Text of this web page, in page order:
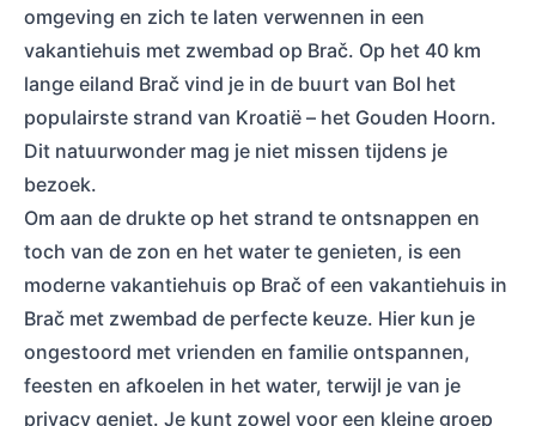
omgeving en zich te laten verwennen in een
vakantiehuis met zwembad op Brač. Op het 40 km
lange eiland Brač vind je in de buurt van Bol het
populairste strand van Kroatië – het Gouden Hoorn.
Dit natuurwonder mag je niet missen tijdens je
bezoek.
Om aan de drukte op het strand te ontsnappen en
toch van de zon en het water te genieten, is een
moderne vakantiehuis op Brač of een vakantiehuis in
Brač met zwembad de perfecte keuze. Hier kun je
ongestoord met vrienden en familie ontspannen,
feesten en afkoelen in het water, terwijl je van je
privacy geniet. Je kunt zowel voor een kleine groep